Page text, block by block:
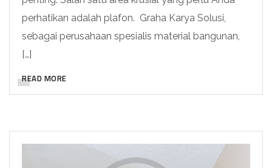
perhatikan adalah plafon. Graha Karya Solusi,
sebagai perusahaan spesialis material bangunan,
[…]
READ MORE